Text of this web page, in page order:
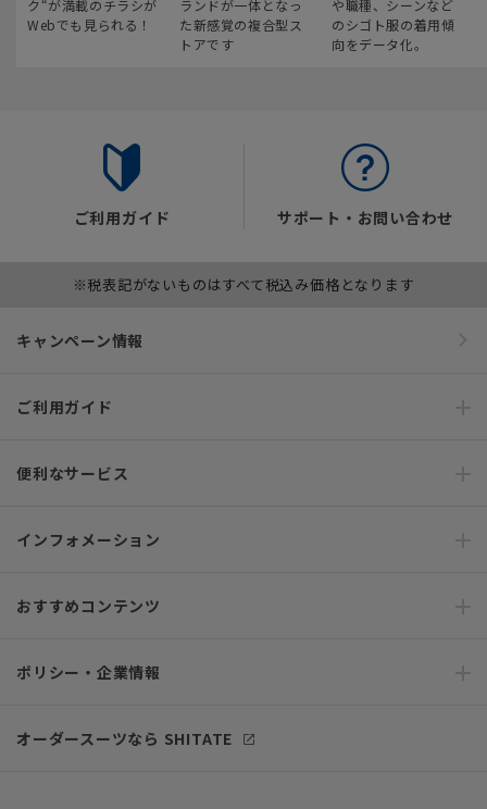
ク“が満載のチラシが
Webでも見られる！
ランドが一体となっ
た新感覚の複合型ス
トアです
や職種、シーンなど
のシゴト服の着用傾
向をデータ化。
ご利用ガイド サポート・お問い合わせ
※税表記がないものはすべて税込み価格となります
キャンペーン情報
ご利用ガイド
便利なサービス
インフォメーション
おすすめコンテンツ
ポリシー・企業情報
オーダースーツなら SHITATE